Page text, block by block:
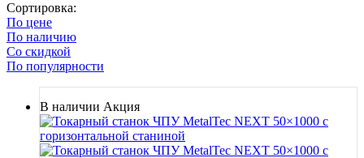
Сортировка:
По цене
По наличию
Со скидкой
По популярности
В наличии Акция